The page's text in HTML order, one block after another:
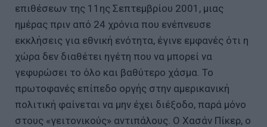
επιθέσεων της 11ης Σεπτεμβρίου 2001, μιας
ημέρας πριν από 24 χρόνια που ενέπνευσε
εκκλήσεις για εθνική ενότητα, έγινε εμφανές ότι η
χώρα δεν διαθέτει ηγέτη που να μπορεί να
γεφυρώσει το όλο και βαθύτερο χάσμα. Το
πρωτοφανές επίπεδο οργής στην αμερικανική
πολιτική φαίνεται να μην έχει διέξοδο, παρά μόνο
στους «γειτονικούς» αντιπάλους. Ο Χασάν Πίκερ, ο